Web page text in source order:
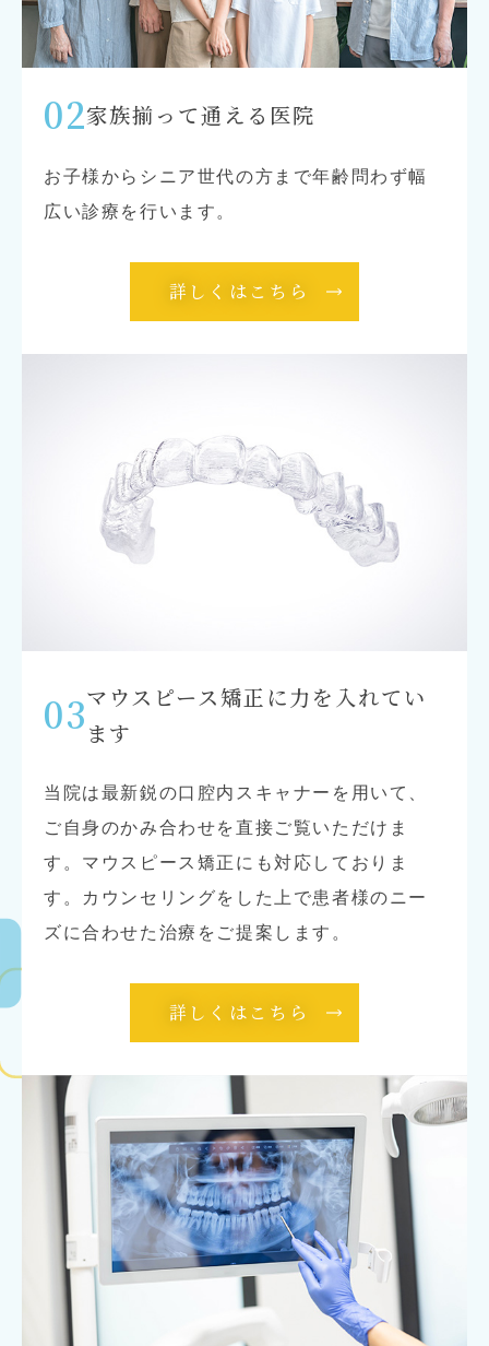
02家族揃って通える医院
お子様からシニア世代の方まで年齢問わず幅
広い診療を行います。
詳しくはこちら
03マウスピース矯正に力を 入れてい
ます
当院は最新鋭の口腔内スキャナーを用いて、
ご自身のかみ合わせを直接ご覧いただけま
す。マウスピース矯正にも対応しておりま
す。カウンセリングをした上で患者様のニー
ズに合わせた治療をご提案します。
詳しくはこちら